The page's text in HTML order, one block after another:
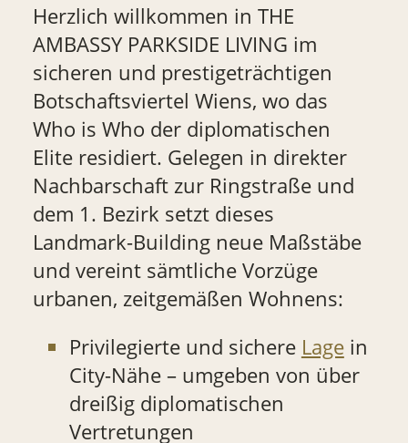
Herzlich willkommen in THE
AMBASSY PARKSIDE LIVING im
sicheren und prestigeträchtigen
Botschaftsviertel Wiens, wo das
Who is Who der diplomatischen
Elite residiert. Gelegen in direkter
Nachbarschaft zur Ringstraße und
dem 1. Bezirk setzt dieses
Landmark-Building neue Maßstäbe
und vereint sämtliche Vorzüge
urbanen, zeitgemäßen Wohnens:
Privilegierte und sichere Lagein
City-Nähe – umgeben von über
dreißig diplomatischen
Vertretungen